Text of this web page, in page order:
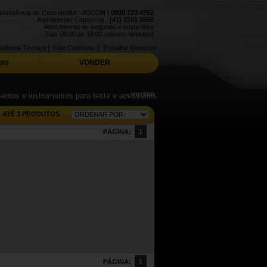
ao Consumidor - ASCON | 0800 723 4762
Atendimento Comercial - (41) 2101 0550
Atendimento de segunda a sexta-feira
Das 08:00 às 18:00 (exceto feriados)
Trabalhe Conosco
Fale Conosco
Técnica
VONDER
e instrumentos para teste e acessórios
« VOLTAR
ATÉ 3 PRODUTOS
PÁGINA: 1
PÁGINA: 1